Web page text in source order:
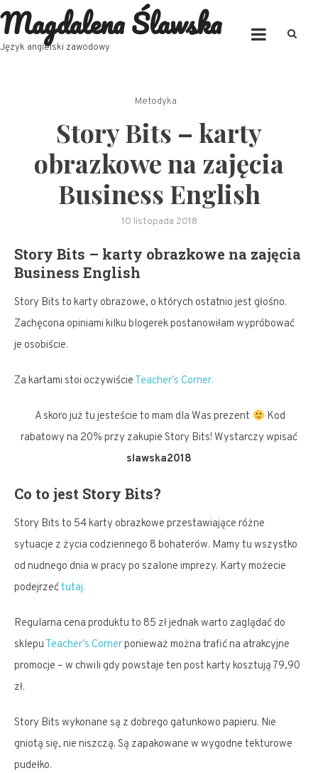
Skip
to
content
Magdalena Ślawska
Język angielski zawodowy
Metodyka
Story Bits – karty
obrazkowe na zajęcia
Business English
10 listopada 2018
Story Bits – karty obrazkowe na zajęcia
Business English
Story Bits to karty obrazowe, o których ostatnio jest głośno.
Zachęcona opiniami kilku blogerek postanowiłam wypróbować
je osobiście.
Za kartami stoi oczywiście Teacher’s Corner.
A skoro już tu jesteście to mam dla Was prezent
Kod
rabatowy na 20% przy zakupie Story Bits! Wystarczy wpisać
slawska2018
Co to jest Story Bits?
Story Bits to 54 karty obrazkowe przestawiające różne
sytuacje z życia codziennego 8 bohaterów. Mamy tu wszystko
od nudnego dnia w pracy po szalone imprezy. Karty możecie
podejrzećtutaj.
Regularna cena produktu to 85 zł jednak warto zaglądać do
sklepu Teacher’s Cornerponieważ można trafić na atrakcyjne
promocje – w chwili gdy powstaje ten post karty kosztują 79,90
zł.
Story Bits wykonane są z dobrego gatunkowo papieru. Nie
gniotą się, nie niszczą. Są zapakowane w wygodne tekturowe
pudełko.